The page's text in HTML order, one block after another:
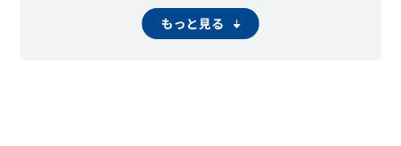
東寺尾北台 平安町弁天町本町通
もっと見る